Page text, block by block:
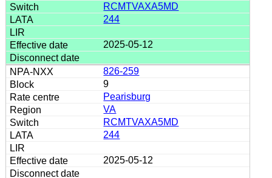
RCMTVAXA5MD
244
2025-05-12
826-259
9
Pearisburg
VA
RCMTVAXA5MD
244
2025-05-12